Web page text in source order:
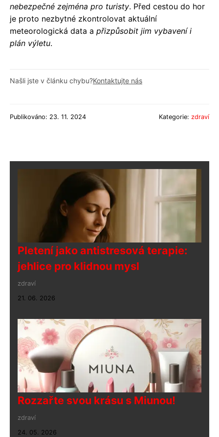
nebezpečné zejména pro turisty. Před cestou do hor
je proto nezbytné zkontrolovat aktuální
meteorologická data a přizpůsobit jim vybavení i
plán výletu.
Našli jste v článku chybu?Kontaktujte nás
Publikováno: 23. 11. 2024 Kategorie: zdraví
Pletení jako antistresová terapie:
jehlice pro klidnou mysl
zdraví
21. 06. 2026
Rozzařte svou krásu s Miunou!
zdraví
24. 05. 2026